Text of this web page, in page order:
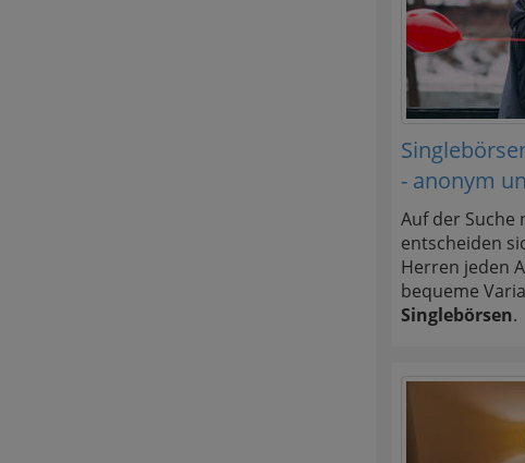
- anonym
Auf der Suche
entscheiden
Herren jeden
bequeme
Singlebörsen.